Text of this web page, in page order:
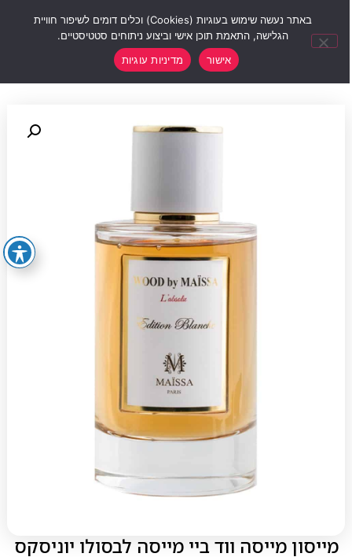
מייסון מייסה ווד ביי מייסה לבסולו יוניסקס
באתר נעשה שימוש בעוגיות (Cookies) וכלים דומים לשיפור חוויית
הגלישה, התאמת תוכן אישי וביצוע ניתוחים סטטיסטיים.
אישור
מדיניות עוגיות